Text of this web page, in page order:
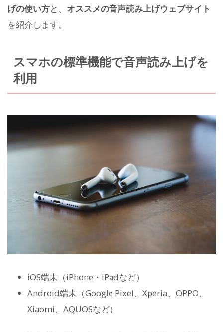
げの使い方と、 オススメの音声読み上げウェブサイト
を紹介します。
スマホの標準機能で音声読み上げを
利用
iOS端末（iPhone・iPadなど）
Android端末（Google Pixel、Xperia、OPPO、
Xiaomi、AQUOSなど）